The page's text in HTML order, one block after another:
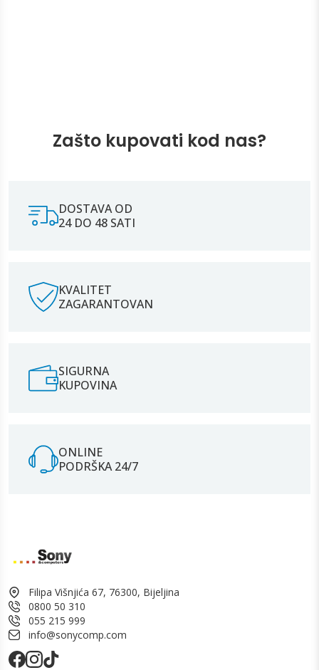
Zašto kupovati kod nas?
DOSTAVA OD
24 DO 48 SATI
KVALITET
ZAGARANTOVAN
SIGURNA
KUPOVINA
ONLINE
PODRŠKA 24/7
Filipa Višnjića 67, 76300, Bijeljina
0800 50 310
055 215 999
info@sonycomp.com